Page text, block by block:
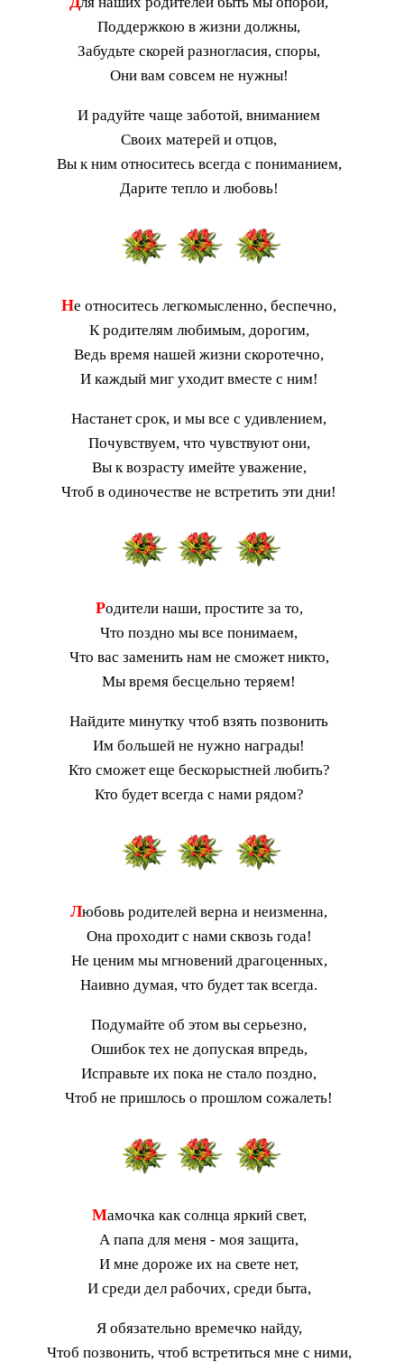
Поддержкою в жизни должны,
Забудьте скорей разногласия, споры,
Они вам совсем не нужны!
И радуйте чаще заботой, вниманием
Своих матерей и отцов,
Вы к ним относитесь всегда с пониманием,
Дарите тепло и любовь!
Не относитесь легкомысленно, беспечно,
К родителям любимым, дорогим,
Ведь время нашей жизни скоротечно,
И каждый миг уходит вместе с ним!
Настанет срок, и мы все с удивлением,
Почувствуем, что чувствуют они,
Вы к возрасту имейте уважение,
Чтоб в одиночестве не встретить эти дни!
Родители наши, простите за то,
Что поздно мы все понимаем,
Что вас заменить нам не сможет никто,
Мы время бесцельно теряем!
Найдите минутку чтоб взять позвонить
Им большей не нужно награды!
Кто сможет еще бескорыстней любить?
Кто будет всегда с нами рядом?
Любовь родителей верна и неизменна,
Она проходит с нами сквозь года!
Не ценим мы мгновений драгоценных,
Наивно думая, что будет так всегда.
Подумайте об этом вы серьезно,
Ошибок тех не допуская впредь,
Исправьте их пока не стало поздно,
Чтоб не пришлось о прошлом сожалеть!
Мамочка как солнца яркий свет,
А папа для меня - моя защита,
И мне дороже их на свете нет,
И среди дел рабочих, среди быта,
Я обязательно времечко найду,
Чтоб позвонить, чтоб встретиться мне с ними,